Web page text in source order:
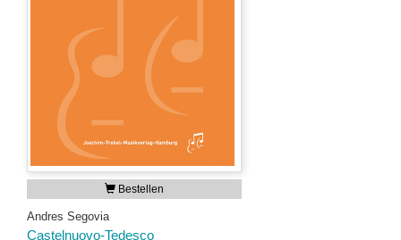
Bestellen
Andres Segovia
Castelnuovo-Tedesco